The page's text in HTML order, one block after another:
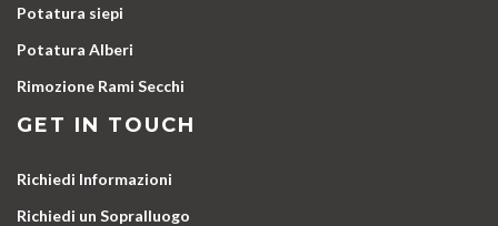
Potatura siepi
Potatura Alberi
Rimozione Rami Secchi
GET IN TOUCH
Richiedi Informazioni
Richiedi un Sopralluogo